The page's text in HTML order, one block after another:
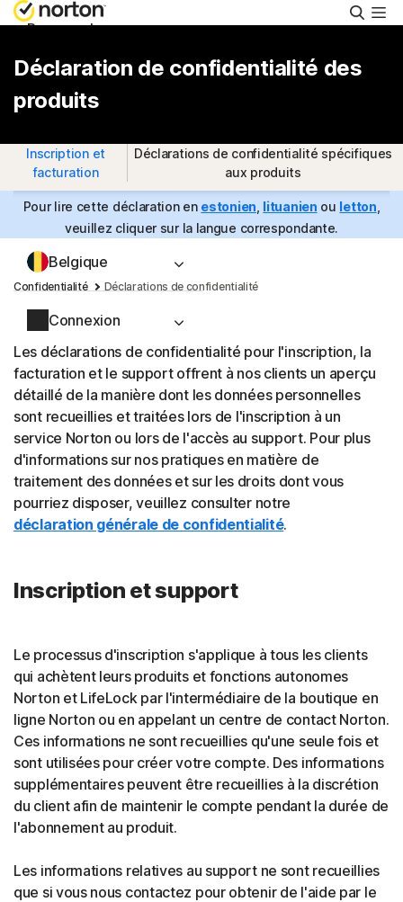
Personnel
Support
Essayer gratuitement
Belgique
Connexion
Déclaration de confidentialité des
produits
Inscription et
facturation
Déclarations de confidentialité spécifiques
aux produits
Pour lire cette déclaration en estonien lituanien ou letton
veuillez cliquer sur la langue correspondante.
Confidentialité Déclarations de confidentialité
Les déclarations de confidentialité pour l'inscription, la
facturation et le support offrent à nos clients un aperçu
détaillé de la manière dont les données personnelles
sont recueillies et traitées lors de l'inscription à un
service Norton ou lors de l'accès au support. Pour plus
d'informations sur nos pratiques en matière de
traitement des données et sur les droits dont vous
pourriez disposer, veuillez consulter notre
déclaration générale de confidentialité.
Inscription et support
Le processus d'inscription s'applique à tous les clients
qui achètent leurs produits et fonctions autonomes
Norton et LifeLock par l'intermédiaire de la boutique en
ligne Norton ou en appelant un centre de contact Norton.
Ces informations ne sont recueillies qu'une seule fois et
sont utilisées pour créer votre compte. Des informations
supplémentaires peuvent être recueillies à la discrétion
du client afin de maintenir le compte pendant la durée de
l'abonnement au produit.
Les informations relatives au support ne sont recueillies
que si vous nous contactez pour obtenir de l'aide par le